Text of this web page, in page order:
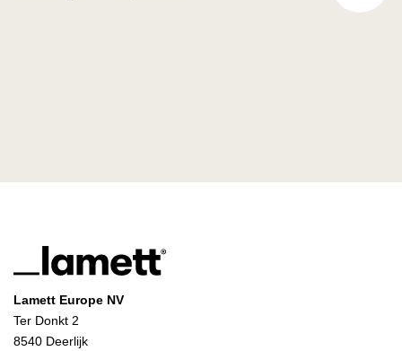
Lamett Europe NV
Ter Donkt 2
8540 Deerlijk